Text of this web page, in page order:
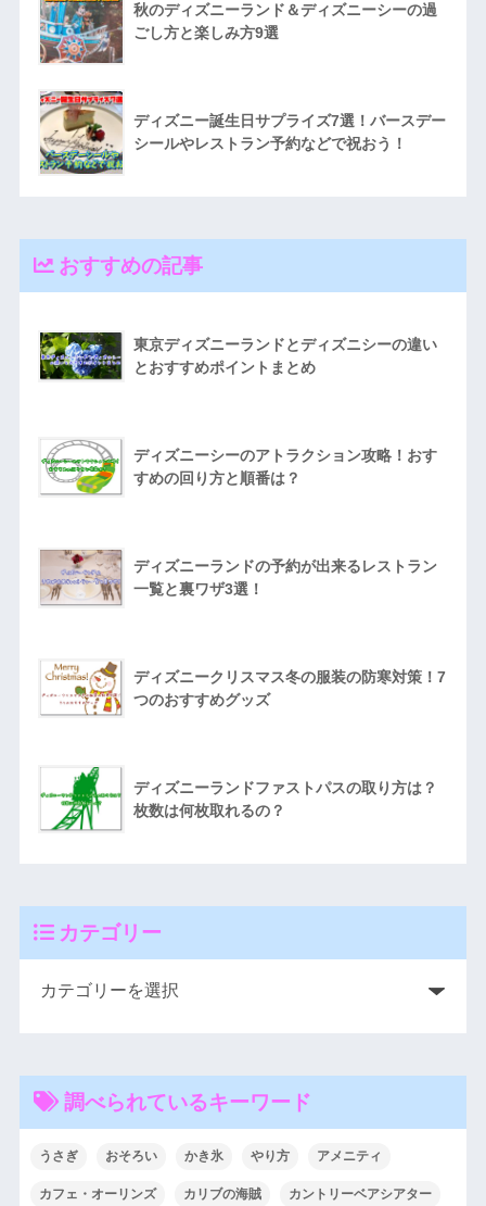
秋のディズニーランド＆ディズニーシーの過
ごし方と楽しみ方9選
ディズニー誕生日サプライズ7選！バースデー
シールやレストラン予約などで祝おう！
おすすめの記事
東京ディズニーランドとディズニシーの違い
とおすすめポイントまとめ
ディズニーシーのアトラクション攻略！おす
すめの回り方と順番は？
ディズニーランドの予約が出来るレストラン
一覧と裏ワザ3選！
ディズニークリスマス冬の服装の防寒対策！7
つのおすすめグッズ
ディズニーランドファストパスの取り方は？
枚数は何枚取れるの？
カテゴリー
調べられているキーワード
うさぎ おそろい かき氷 やり方 アメニティ
カフェ・オーリンズ カリブの海賊 カントリーベアシアター